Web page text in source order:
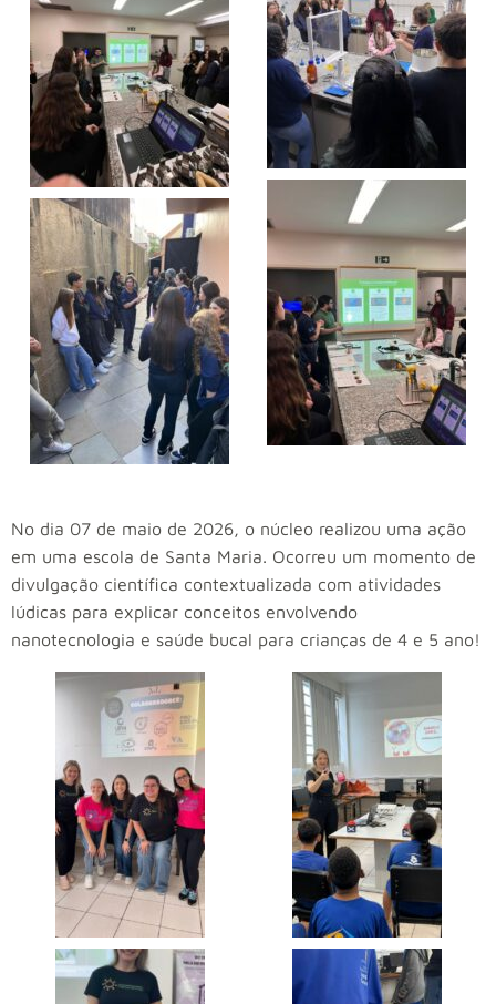
No dia 07 de maio de 2026, o núcleo realizou uma ação
em uma escola de Santa Maria. Ocorreu um momento de
divulgação científica contextualizada com atividades
lúdicas para explicar conceitos envolvendo
nanotecnologia e saúde bucal para crianças de 4 e 5 ano!